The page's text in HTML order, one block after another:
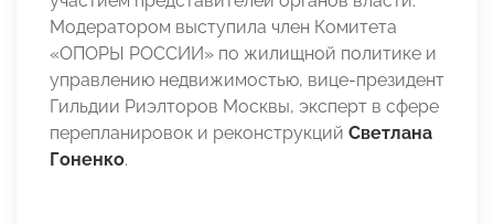
Модератором выступила член Комитета
«ОПОРЫ РОССИИ» по жилищной политике и
управлению недвижимостью, вице-президент
Гильдии Риэлторов Москвы, эксперт в сфере
перепланировок и реконструкций Светлана
Гоненко.